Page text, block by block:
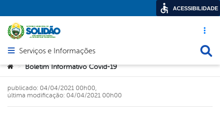
Acesso
Abrir menu principal de navegação
Serviços e Informações
Você está aqui:
> Boletim Informativo Covid-19
publicado: 04/04/2021 00h00,
última modificação: 04/04/2021 00h00
ACESSIBILIDADE